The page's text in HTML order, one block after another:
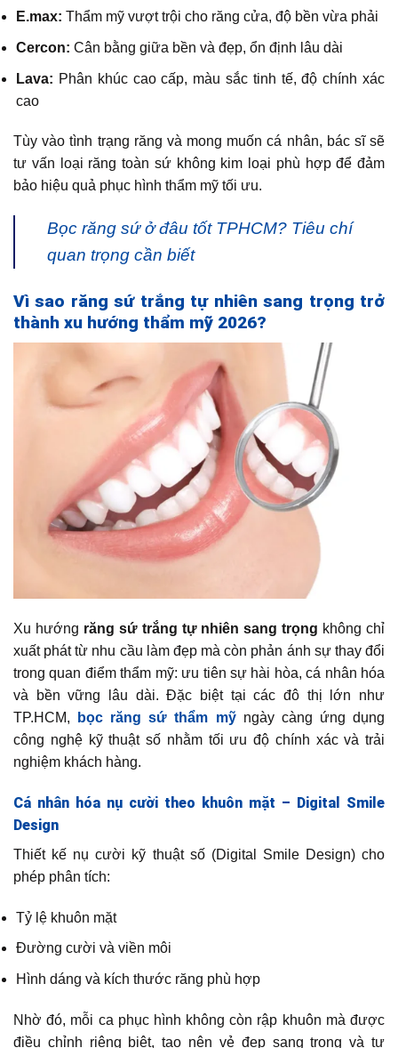
E.max: Thẩm mỹ vượt trội cho răng cửa, độ bền vừa phải
Cercon: Cân bằng giữa bền và đẹp, ổn định lâu dài
Lava: Phân khúc cao cấp, màu sắc tinh tế, độ chính xác
cao
Tùy vào tình trạng răng và mong muốn cá nhân, bác sĩ sẽ
tư vấn loại răng toàn sứ không kim loại phù hợp để đảm
bảo hiệu quả phục hình thẩm mỹ tối ưu.
Bọc răng sứ ở đâu tốt TPHCM? Tiêu chí
quan trọng cần biết
Vì sao răng sứ trắng tự nhiên sang trọng trở
thành xu hướng thẩm mỹ 2026?
Xu hướng răng sứ trắng tự nhiên sang trọng không chỉ
xuất phát từ nhu cầu làm đẹp mà còn phản ánh sự thay đổi
trong quan điểm thẩm mỹ: ưu tiên sự hài hòa, cá nhân hóa
và bền vững lâu dài. Đặc biệt tại các đô thị lớn như
TP.HCM,
bọc răng sứ thẩm mỹngày càng ứng dụng
công nghệ kỹ thuật số nhằm tối ưu độ chính xác và trải
nghiệm khách hàng.
Cá nhân hóa nụ cười theo khuôn mặt – Digital Smile
Design
Thiết kế nụ cười kỹ thuật số (Digital Smile Design) cho
phép phân tích:
Tỷ lệ khuôn mặt
Đường cười và viền môi
Hình dáng và kích thước răng phù hợp
Nhờ đó, mỗi ca phục hình không còn rập khuôn mà được
điều chỉnh riêng biệt, tạo nên vẻ đẹp sang trọng và tự